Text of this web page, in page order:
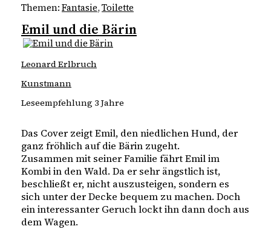
Themen: Fantasie, Toilette
Emil und die Bärin
Leonard Erlbruch
Kunstmann
Leseempfehlung 3 Jahre
Das Cover zeigt Emil, den niedlichen Hund, der
ganz fröhlich auf die Bärin zugeht.
Zusammen mit seiner Familie fährt Emil im
Kombi in den Wald. Da er sehr ängstlich ist,
beschließt er, nicht auszusteigen, sondern es
sich unter der Decke bequem zu machen. Doch
ein interessanter Geruch lockt ihn dann doch aus
dem Wagen.